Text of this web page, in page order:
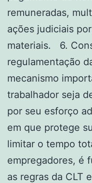
remuneradas,
ações judiciais
materiais. 6.
regulamentação
mecanismo
trabalhador seja
por seu esforço
em que protege
limitar o tempo
empregadores, é
as regras da CLT